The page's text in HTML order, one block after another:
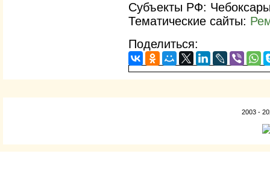
Субъекты РФ:
Тематические сайты:
Поделиться:
2003 -